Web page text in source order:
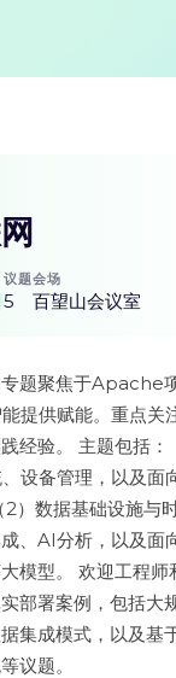
议题
5
会场
百望山会议室
题聚焦于Apache
提供赋能。重点关
经验。 主题包括：
设备管理，以及面
）数据基础设施与
、AI分析，以及面
模型。 欢迎工程
部署案例，包括大
集成模式，以及
议题。